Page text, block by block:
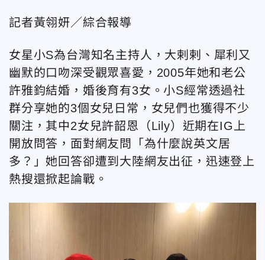
記者黃翎妍／綜合報導
女星小S為台灣知名主持人，大剌剌、犀利又
幽默的口吻深受觀眾喜愛，2005年她和老公
許雅鈞結婚，婚後育有3女。小S經常透過社
群分享她的3個女兒日常，女兒們也獲得不少
關注，其中2女兒許韶恩（Lily）近期在IG上
開放問答，面對網友問「為什麼說英文居
多？」她回答卻遭到大陸網友出征，迅速登上
熱搜還掀起論戰。